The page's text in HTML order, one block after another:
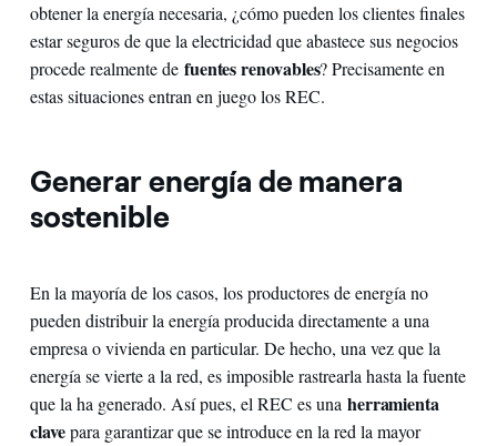
obtener la energía necesaria, ¿cómo pueden los clientes finales
estar seguros de que la electricidad que abastece sus negocios
procede realmente de fuentes renovables? Precisamente en
estas situaciones entran en juego los REC.
Generar energía de manera
sostenible
En la mayoría de los casos, los productores de energía no
pueden distribuir la energía producida directamente a una
empresa o vivienda en particular. De hecho, una vez que la
energía se vierte a la red, es imposible rastrearla hasta la fuente
que la ha generado. Así pues, el REC es una herramienta
clavepara garantizar que se introduce en la red la mayor